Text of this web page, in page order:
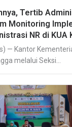
Tertib
Monitoring
NR di KUA
— Kantor
melalui Seksi...